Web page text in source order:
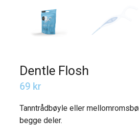
Dentle Flosh
69 kr
Tanntrådbøyle eller
begge deler.